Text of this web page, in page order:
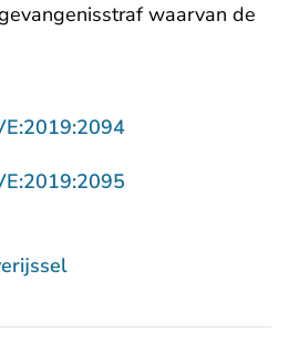
waarvan de
- U verlaat